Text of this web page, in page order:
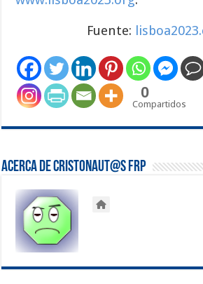
Fuente:
0
Compartidos
Acerca de Cristonaut@s FRP